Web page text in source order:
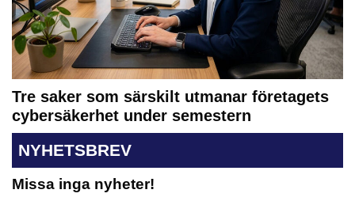
Tre saker som särskilt utmanar företagets
cybersäkerhet under semestern
NYHETSBREV
Missa inga nyheter!